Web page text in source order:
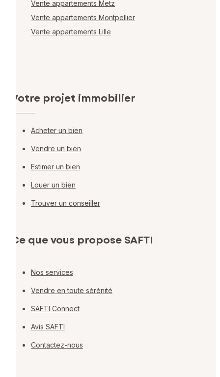
Vente appartements Metz
Vente appartements Montpellier
Vente appartements Lille
Votre projet immobilier
Acheter un bien
Vendre un bien
Estimer un bien
Louer un bien
Trouver un conseiller
Ce que vous propose SAFTI
Nos services
Vendre en toute sérénité
SAFTI Connect
Avis SAFTI
Contactez-nous